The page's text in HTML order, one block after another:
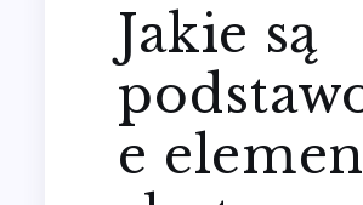
Jakie są
e